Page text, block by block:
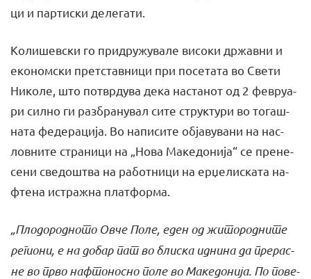
ци и пар­ти­ски де­ле­га­ти.
Ко­ли­шев­ски го при­дру­жу­ва­ле ви­со­ки др­жав­ни и
еко­ном­ски прет­став­ни­ци при по­се­та­та во Све­ти
Ни­ко­ле, што по­твр­ду­ва де­ка на­ста­нот од 2 фе­вру­а­
ри сил­но ги раз­бра­ну­вал си­те стру­кту­ри во то­гаш­
на­та фе­де­ра­ци­ја. Во на­пи­си­те об­ја­ву­ва­ни на нас­
лов­ни­те стра­ни­ци на „Но­ва Ма­ке­до­ни­ја“ се пре­не­
се­ни све­дош­тва на ра­бот­ни­ци на ер­џе­ли­ска­та на­
фте­на истраж­на пла­тфор­ма.
„Пло­до­род­но­то Ов­че По­ле, еден од жи­то­род­ни­те
ре­ги­о­ни, е на до­бар пат во бли­ска ид­ни­на да пре­рас­
не во пр­во на­фто­нос­но по­ле во Ма­ке­до­ни­ја. По по­ве­